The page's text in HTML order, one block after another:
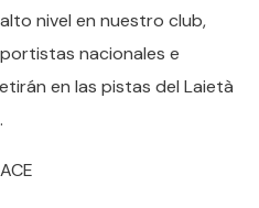
nivel en nuestro club,
nacionales e
en las pistas del Laietà